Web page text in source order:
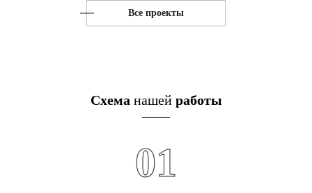
Все проекты
Схема нашейработы
01